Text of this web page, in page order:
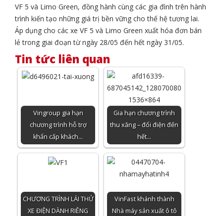
VF 5 và Limo Green, đồng hành cùng các gia đình trên hành
trình kiến tạo những giá trị bền vững cho thế hệ tương lai.
Áp dụng cho các xe VF 5 và Limo Green xuất hóa đơn bán
lẻ trong giai đoạn từ ngày 28/05 đến hết ngày 31/05.
Tin tức liên quan
Vingroup gia hạn
chương trình hỗ trợ
khẩn cấp khách…
Gia hạn chương trình
thu xăng – đổi điện đến
hết…
CHƯƠNG TRÌNH LÁI THỬ
XE ĐIỆN DÀNH RIÊNG
VinFast khánh thành
Nhà máy sản xuất ô tô